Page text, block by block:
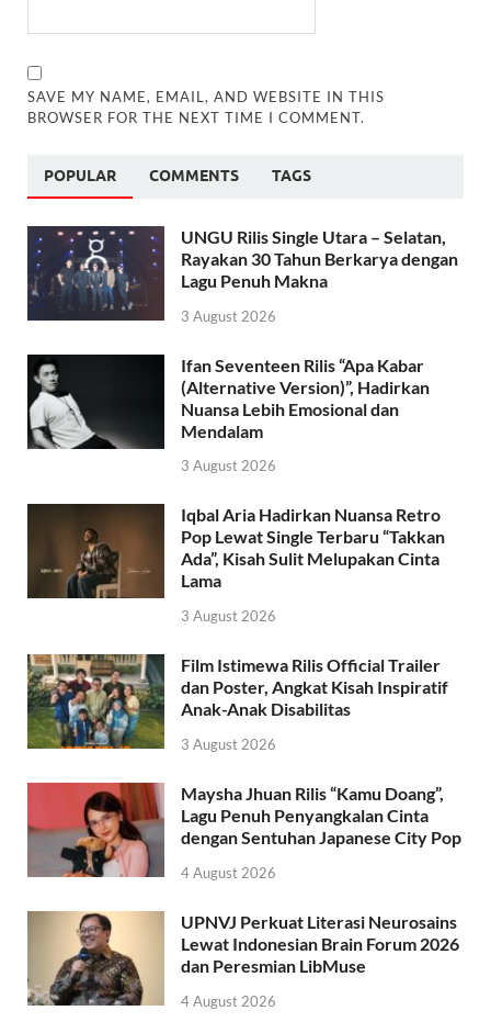
SAVE MY NAME, EMAIL, AND WEBSITE IN THIS
BROWSER FOR THE NEXT TIME I COMMENT.
POPULAR COMMENTS TAGS
UNGU Rilis Single Utara – Selatan,
Rayakan 30 Tahun Berkarya dengan
Lagu Penuh Makna
3 August 2026
Ifan Seventeen Rilis “Apa Kabar
(Alternative Version)”, Hadirkan
Nuansa Lebih Emosional dan
Mendalam
3 August 2026
Iqbal Aria Hadirkan Nuansa Retro
Pop Lewat Single Terbaru “Takkan
Ada”, Kisah Sulit Melupakan Cinta
Lama
3 August 2026
Film Istimewa Rilis Official Trailer
dan Poster, Angkat Kisah Inspiratif
Anak-Anak Disabilitas
3 August 2026
Maysha Jhuan Rilis “Kamu Doang”,
Lagu Penuh Penyangkalan Cinta
dengan Sentuhan Japanese City Pop
4 August 2026
UPNVJ Perkuat Literasi Neurosains
Lewat Indonesian Brain Forum 2026
dan Peresmian LibMuse
4 August 2026